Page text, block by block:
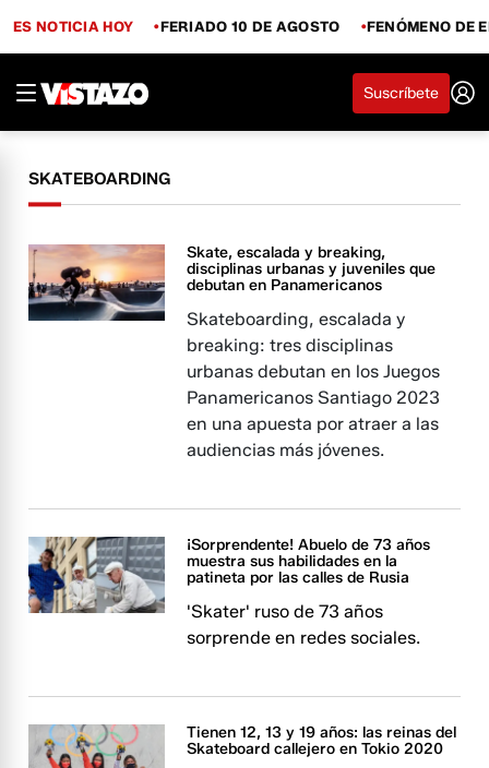
ES NOTICIA HOY FERIADO 10 DE AGOSTO FENÓMENO DE
Suscríbete
SKATEBOARDING
Skate, escalada y breaking,
disciplinas urbanas y juveniles que
debutan en Panamericanos
Skateboarding, escalada y
breaking: tres disciplinas
urbanas debutan en los Juegos
Panamericanos Santiago 2023
en una apuesta por atraer a las
audiencias más jóvenes.
¡Sorprendente! Abuelo de 73 años
muestra sus habilidades en la
patineta por las calles de Rusia
'Skater' ruso de 73 años
sorprende en redes sociales.
Tienen 12, 13 y 19 años: las reinas del
Skateboard callejero en Tokio 2020